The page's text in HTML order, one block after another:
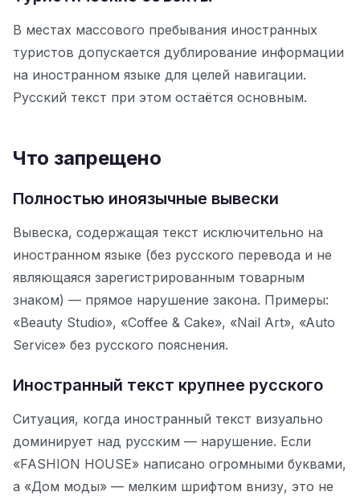
В местах массового пребывания иностранных
туристов допускается дублирование информации
на иностранном языке для целей навигации.
Русский текст при этом остаётся основным.
Что запрещено
Полностью иноязычные вывески
Вывеска, содержащая текст исключительно на
иностранном языке (без русского перевода и не
являющаяся зарегистрированным товарным
знаком) — прямое нарушение закона. Примеры:
«Beauty Studio», «Coffee & Cake», «Nail Art», «Auto
Service» без русского пояснения.
Иностранный текст крупнее русского
Ситуация, когда иностранный текст визуально
доминирует над русским — нарушение. Если
«FASHION HOUSE» написано огромными буквами,
а «Дом моды» — мелким шрифтом внизу, это не